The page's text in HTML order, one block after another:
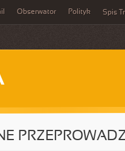
Obserwator Polityk Spis